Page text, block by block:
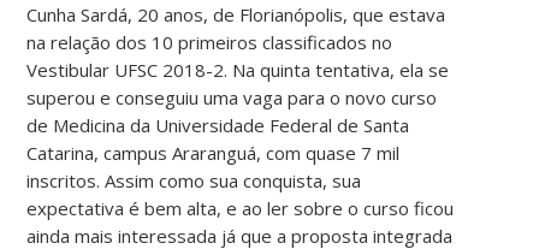
Cunha Sardá, 20 anos, de Florianópolis, que estava
na relação dos 10 primeiros classificados no
Vestibular UFSC 2018-2. Na quinta tentativa, ela se
superou e conseguiu uma vaga para o novo curso
de Medicina da Universidade Federal de Santa
Catarina, campus Araranguá, com quase 7 mil
inscritos. Assim como sua conquista, sua
expectativa é bem alta, e ao ler sobre o curso ficou
ainda mais interessada já que a proposta integrada